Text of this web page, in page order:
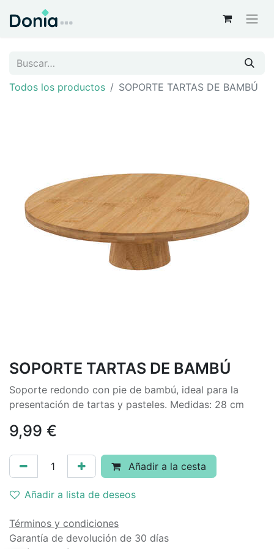
Todos los productos SOPORTE TARTAS DE BAMBÚ
SOPORTE TARTAS DE BAMBÚ
Soporte redondo con pie de bambú, ideal para la
presentación de tartas y pasteles. Medidas: 28 cm
9,99 €
Añadir a la cesta
Añadir a lista de deseos
Términos y condiciones
Garantía de devolución de 30 días